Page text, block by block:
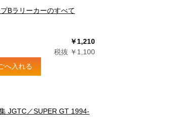
Bラリーカーのすべて
￥1,210
税抜 ￥1,100
へ入れる
JGTC／SUPER GT 1994-